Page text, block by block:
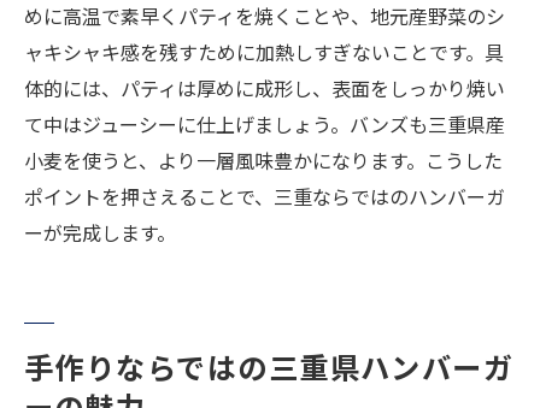
めに高温で素早くパティを焼くことや、地元産野菜のシ
ャキシャキ感を残すために加熱しすぎないことです。具
体的には、パティは厚めに成形し、表面をしっかり焼い
て中はジューシーに仕上げましょう。バンズも三重県産
小麦を使うと、より一層風味豊かになります。こうした
ポイントを押さえることで、三重ならではのハンバーガ
ーが完成します。
手作りならではの三重県ハンバーガ